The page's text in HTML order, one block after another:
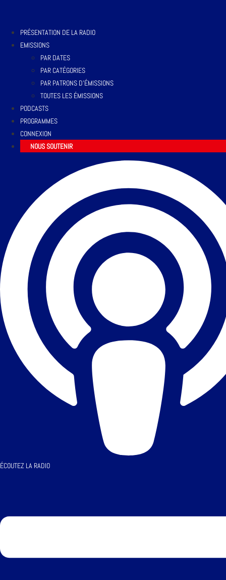
PRÉSENTATION DE LA RADIO
EMISSIONS
PAR DATES
PAR CATÉGORIES
PAR PATRONS D’ÉMISSIONS
TOUTES LES ÉMISSIONS
PODCASTS
PROGRAMMES
CONNEXION
NOUS SOUTENIR
ÉCOUTEZ LA RADIO